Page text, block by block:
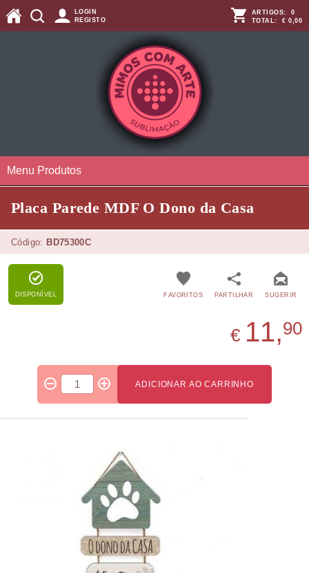
LOGIN
REGISTO
ARTIGOS: 0
TOTAL: € 0,00
Menu Produtos
Placa Parede MDF O Dono da Casa
Código: BD75300C
DISPONÍVEL SUGERIR
PARTILHAR
FAVORITOS
€ 11,90
ADICIONAR AO CARRINHO